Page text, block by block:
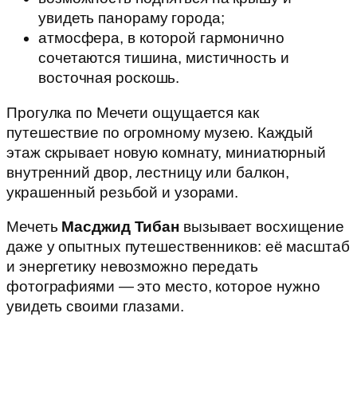
увидеть панораму города;
атмосфера, в которой гармонично
сочетаются тишина, мистичность и
восточная роскошь.
Прогулка по Мечети ощущается как
путешествие по огромному музею. Каждый
этаж скрывает новую комнату, миниатюрный
внутренний двор, лестницу или балкон,
украшенный резьбой и узорами.
Мечеть Масджид Тибан вызывает восхищение
даже у опытных путешественников: её масштаб
и энергетику невозможно передать
фотографиями — это место, которое нужно
увидеть своими глазами.